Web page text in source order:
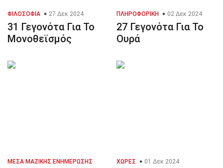
ΦΙΛΟΣΟΦΊΑ 27 Δεκ 2024
31 Γεγονότα Για Το
Μονοθεϊσμός
ΠΛΗΡΟΦΟΡΙΚΉ 02 Δεκ 2024
27 Γεγονότα Για Το
Ουρά
ΜΈΣΑ ΜΑΖΙΚΉΣ ΕΝΗΜΈΡΩΣΗΣ
ΧΏΡΕΣ 01 Δεκ 2024